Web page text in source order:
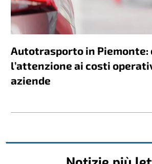
Autotrasporto in Piemonte:
l’attenzione ai costi
aziende